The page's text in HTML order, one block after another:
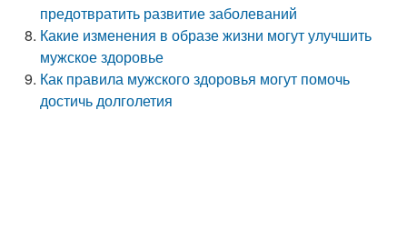
предотвратить развитие заболеваний
Какие изменения в образе жизни могут улучшить
мужское здоровье
Как правила мужского здоровья могут помочь
достичь долголетия